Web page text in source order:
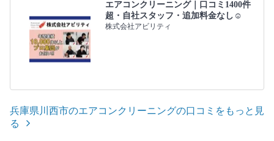
エアコンクリーニング｜口コミ1400件
超・自社スタッフ・追加料金なし☺️
株式会社アビリティ
兵庫県川西市のエアコンクリーニングの口コミをもっと見
る